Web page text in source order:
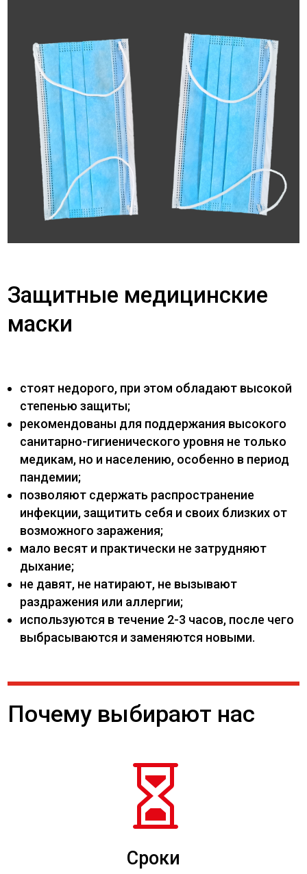
Защитные медицинские
маски
стоят недорого, при этом обладают высокой
степенью защиты;
рекомендованы для поддержания высокого
санитарно-гигиенического уровня не только
медикам, но и населению, особенно в период
пандемии;
позволяют сдержать распространение
инфекции, защитить себя и своих близких от
возможного заражения;
мало весят и практически не затрудняют
дыхание;
не давят, не натирают, не вызывают
раздражения или аллергии;
используются в течение 2-3 часов, после чего
выбрасываются и заменяются новыми.
Почему выбирают нас

Сроки